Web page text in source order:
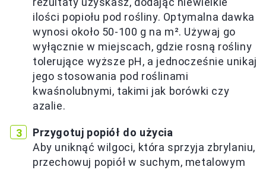
ilości popiołu pod rośliny. Optymalna dawka
wynosi około 50-100 g na m². Używaj go
wyłącznie w miejscach, gdzie rosną rośliny
tolerujące wyższe pH, a jednocześnie unikaj
jego stosowania pod roślinami
kwaśnolubnymi, takimi jak borówki czy
azalie.
Przygotuj popiół do użycia
Aby uniknąć wilgoci, która sprzyja zbrylaniu,
przechowuj popiół w suchym, metalowym